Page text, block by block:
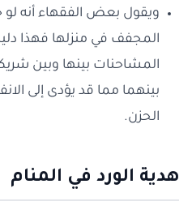
ويقول بعض الفقهاء أنه لو
المجفف في منزلها فهذا
المشاحنات بينها وبين
بينهما مما قد يؤدى إلى
الحزن.
هدية الورد في المنام